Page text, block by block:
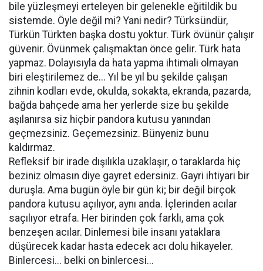
bile yüzleşmeyi erteleyen bir gelenekle eğitildik bu
sistemde. Öyle değil mi? Yani nedir? Türksündür,
Türkün Türkten başka dostu yoktur. Türk övünür çalışır
güvenir. Övünmek çalışmaktan önce gelir. Türk hata
yapmaz. Dolayısıyla da hata yapma ihtimali olmayan
biri eleştirilemez de... Yıl be yıl bu şekilde çalışan
zihnin kodları evde, okulda, sokakta, ekranda, pazarda,
bağda bahçede ama her yerlerde size bu şekilde
aşılanırsa siz hiçbir pandora kutusu yanından
geçmezsiniz. Geçemezsiniz. Bünyeniz bunu
kaldırmaz.
Refleksif bir irade dışılıkla uzaklaşır, o taraklarda hiç
beziniz olmasın diye gayret edersiniz. Gayri ihtiyari bir
duruşla. Ama bugün öyle bir gün ki; bir değil birçok
pandora kutusu açılıyor, aynı anda. İçlerinden acılar
saçılıyor etrafa. Her birinden çok farklı, ama çok
benzeşen acılar. Dinlemesi bile insanı yataklara
düşürecek kadar hasta edecek acı dolu hikayeler.
Binlercesi... belki on binlercesi...